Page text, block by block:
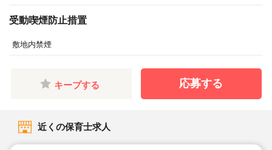
受動喫煙防止措置
敷地内禁煙
キープする 応募する
近くの保育士求人